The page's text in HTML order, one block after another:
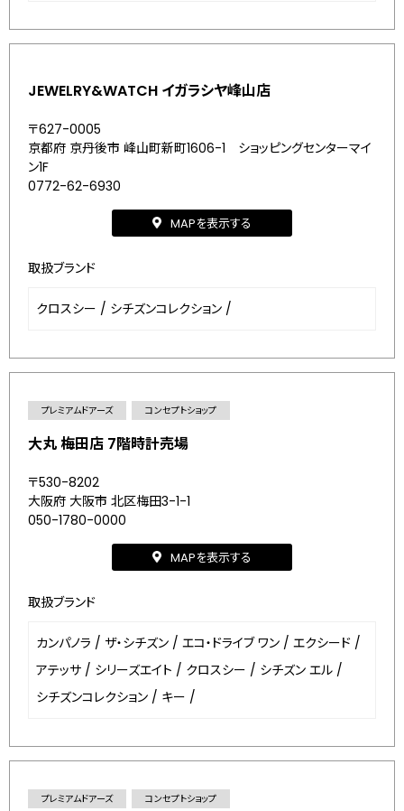
JEWELRY&WATCH イガラシヤ峰山店
〒627-0005
京都府 京丹後市 峰山町新町1606-1 ショッピングセンターマイ
ン1F
0772-62-6930
MAPを表示する
取扱ブランド
クロスシー / シチズンコレクション /
プレミアムドアーズ コンセプトショップ
大丸 梅田店 7階時計売場
〒530-8202
大阪府 大阪市 北区梅田3-1-1
050-1780-0000
MAPを表示する
取扱ブランド
カンパノラ / ザ・シチズン / エコ・ドライブ ワン / エクシード /
アテッサ / シリーズエイト / クロスシー / シチズン エル /
シチズンコレクション / キー /
プレミアムドアーズ コンセプトショップ